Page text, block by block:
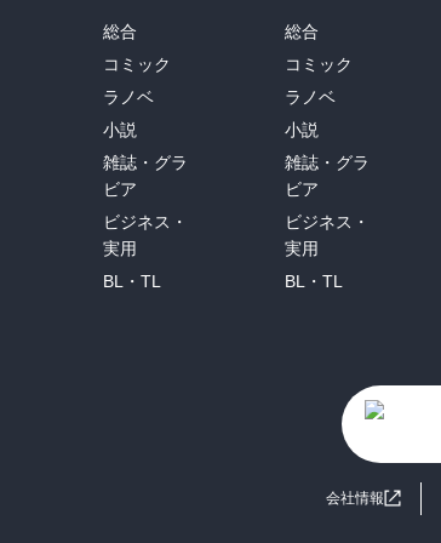
総合
コミック
ラノベ
小説
雑誌・グラ
ビア
ビジネス・
実用
BL・TL
総合
コミック
ラノベ
小説
雑誌・グラ
ビア
ビジネス・
実用
BL・TL
会社情報